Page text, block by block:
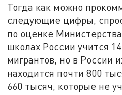
Тогда как можно
следующие цифры,
по оценке
школах России учится
мигрантов, но в России
находится почти 800
660 тысяч, которые не